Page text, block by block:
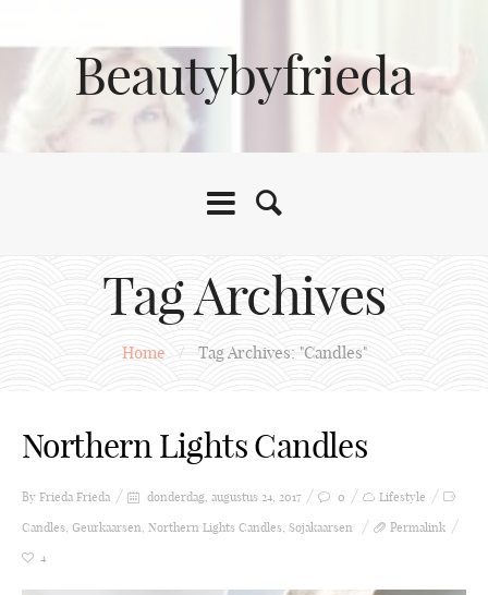
Beautybyfrieda
Tag Archives
Home / Tag Archives: "Candles"
Northern Lights Candles
By Frieda Frieda donderdag, augustus 24, 2017 0
Lifestyle
Candles, Geurkaarsen, Northern Lights Candles, Sojakaarsen
Permalink
4